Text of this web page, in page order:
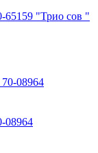
"Трио сов "
08964